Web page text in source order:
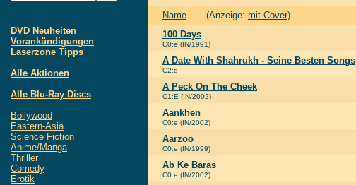
DVD Neuheiten
Vorankündigungen
Laserzone Tipps
Alle Aktionen
Alle Blu-Ray Discs
Bollywood
Eastern-Asia
Science Fiction
Anime/Manga
Thriller
Comedy
Erotik
Name (Anzeige: mit Cover)
100 Days
C0:e (IN/1991)
A Date With Shahrukh - Seine Besten Songs
C2:d
A Peck On The Cheek
C1:E (IN/2002)
Aankhen
C0:e (IN/2002)
Aarzoo
C0:e (IN/1999)
Ab Ke Baras
C0:e (IN/2002)